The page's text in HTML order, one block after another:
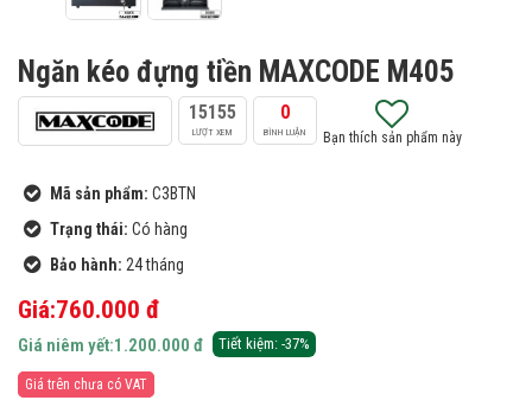
Ngăn kéo đựng tiền MAXCODE M405
15155
LƯỢT XEM
0
BÌNH LUẬN Bạn thích sản phẩm này
Mã sản phẩm: C3BTN
Trạng thái: Có hàng
Bảo hành: 24 tháng
Giá:760.000 đ
Giá niêm yết:1.200.000 đ Tiết kiệm: -37%
Giá trên chưa có VAT